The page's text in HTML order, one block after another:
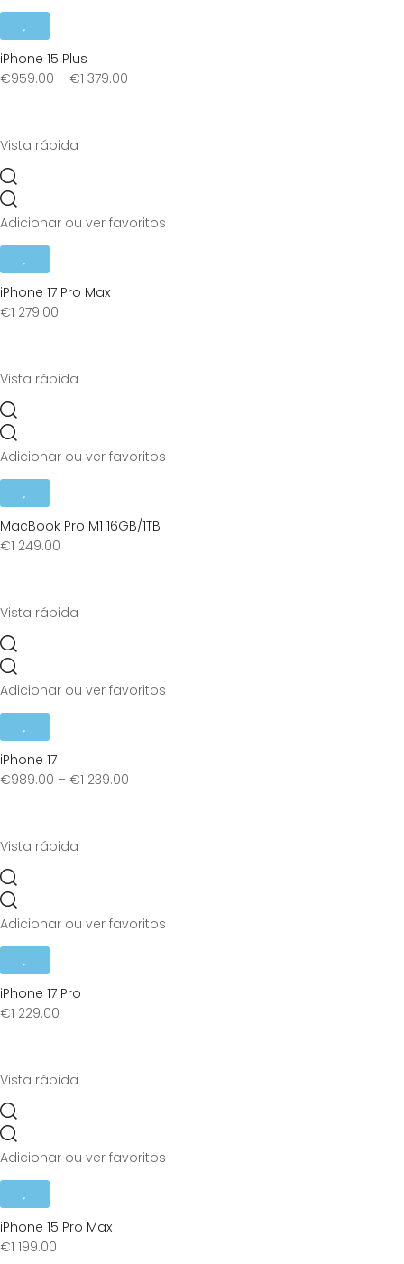
iPhone 15 Plus
€959.00 – €1 379.00
Vista rápida
Adicionar ou ver favoritos
iPhone 17 Pro Max
€1 279.00
Vista rápida
Adicionar ou ver favoritos
MacBook Pro M1 16GB/1TB
€1 249.00
Vista rápida
Adicionar ou ver favoritos
iPhone 17
€989.00 – €1 239.00
Vista rápida
Adicionar ou ver favoritos
iPhone 17 Pro
€1 229.00
Vista rápida
Adicionar ou ver favoritos
iPhone 15 Pro Max
€1 199.00